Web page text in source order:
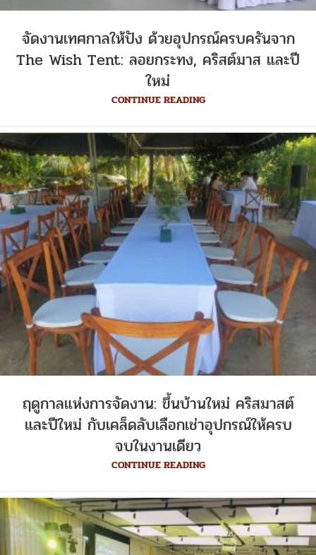
จัดงานเทศกาลให้ปัง ด้วยอุปกรณ์ครบครันจาก
The Wish Tent: ลอยกระทง, คริสต์มาส และปี
ใหม่
CONTINUE READING
ฤดูกาลแห่งการจัดงาน: ขึ้นบ้านใหม่ คริสมาสต์
และปีใหม่ กับเคล็ดลับเลือกเช่าอุปกรณ์ให้ครบ
จบในงานเดียว
CONTINUE READING